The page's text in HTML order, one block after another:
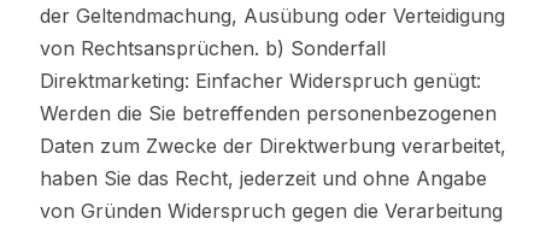
der Geltendmachung, Ausübung oder Verteidigung
von Rechtsansprüchen. b) Sonderfall
Direktmarketing: Einfacher Widerspruch genügt:
Werden die Sie betreffenden personenbezogenen
Daten zum Zwecke der Direktwerbung verarbeitet,
haben Sie das Recht, jederzeit und ohne Angabe
von Gründen Widerspruch gegen die Verarbeitung